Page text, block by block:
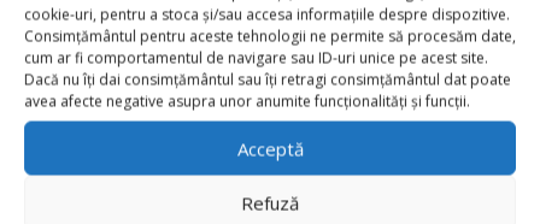
cookie-uri, pentru a stoca și/sau accesa informațiile despre dispozitive.
Consimțământul pentru aceste tehnologii ne permite să procesăm date,
cum ar fi comportamentul de navigare sau ID-uri unice pe acest site.
Dacă nu îți dai consimțământul sau îți retragi consimțământul dat poate
avea afecte negative asupra unor anumite funcționalități și funcții.
Acceptă
Refuză
0
0
0
0
Petrecere Holografica Rosie 100x200cm”